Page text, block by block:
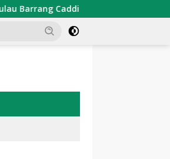
PDKT Danau Tempe :